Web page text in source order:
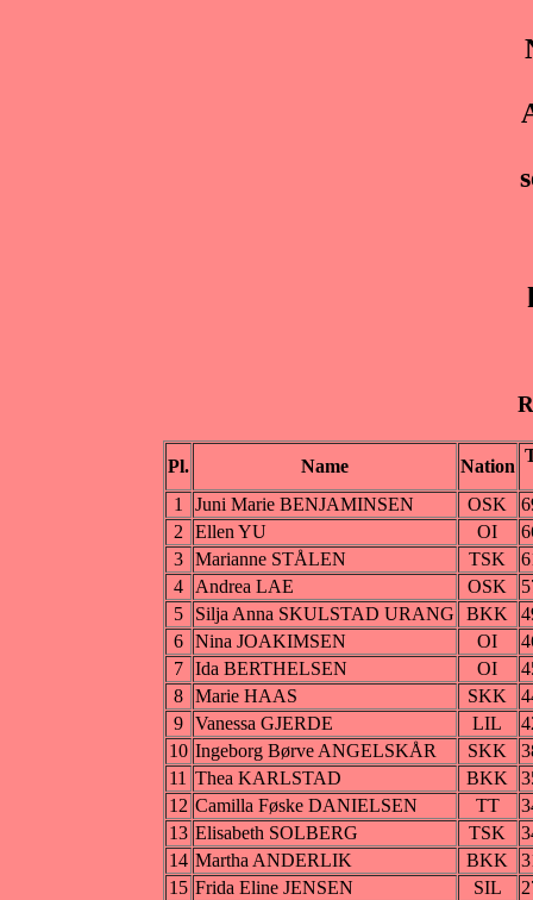
Pl. Name Nation
1 Juni Marie BENJAMINSEN OSK
2
Ellen YU OI
3
Marianne STÅLEN TSK
4
Andrea LAE OSK
5
Silja Anna SKULSTAD URANG BKK
6
Nina JOAKIMSEN OI
7
Ida BERTHELSEN OI
8
Marie HAAS SKK
9
Vanessa GJERDE LIL
10 Ingeborg Børve ANGELSKÅR SKK
11 Thea KARLSTAD BKK
12 Camilla Føske DANIELSEN TT
13 Elisabeth SOLBERG TSK
14 Martha ANDERLIK BKK
15 Frida Eline JENSEN SIL